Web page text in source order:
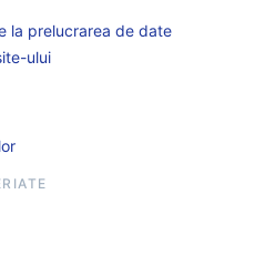
la prelucrarea de date
ului